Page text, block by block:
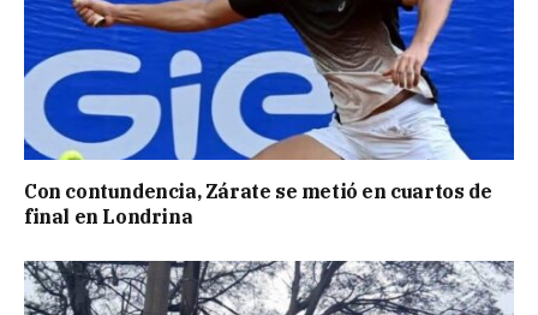
Con contundencia, Zárate se metió en cuartos de
final en Londrina